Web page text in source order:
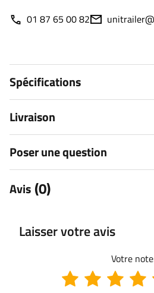
01 87 65 00 82
Spécifications
Livraison
Poser une question
Avis (0)
Laisser votre avis
Votre